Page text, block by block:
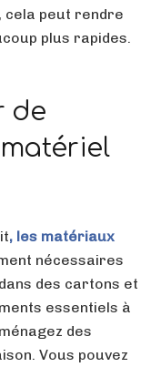
cela peut rendre
plus rapides.
de
, les matériaux
nécessaires
des cartons et
essentiels à
des
Vous pouvez